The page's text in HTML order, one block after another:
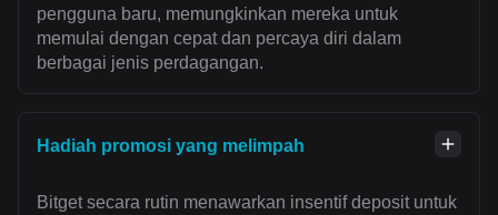
pengguna baru, memungkinkan mereka untuk
memulai dengan cepat dan percaya diri dalam
berbagai jenis perdagangan.
Hadiah promosi yang melimpah
Bitget secara rutin menawarkan insentif deposit untuk